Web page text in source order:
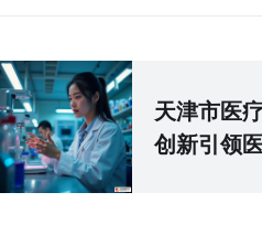
天津市医
创新引领